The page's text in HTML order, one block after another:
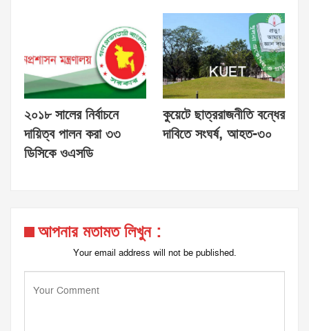
২০১৮ সালের নির্বাচনে
দায়িত্ব পালন করা ৩৩
ডিসিকে ওএসডি
কুয়েটে ছাত্ররাজনীতি বন্ধের
দাবিতে সংঘর্ষ, আহত-৩০
আপনার মতামত লিখুন :
Your email address will not be published.